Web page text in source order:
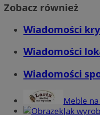
Zobacz również
Wiadomości
Wiadomości
Wiadomości
Meble
Jak